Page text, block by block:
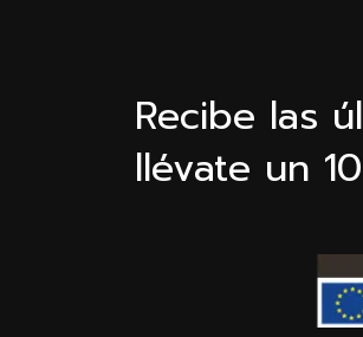
Recibe las
llévate un